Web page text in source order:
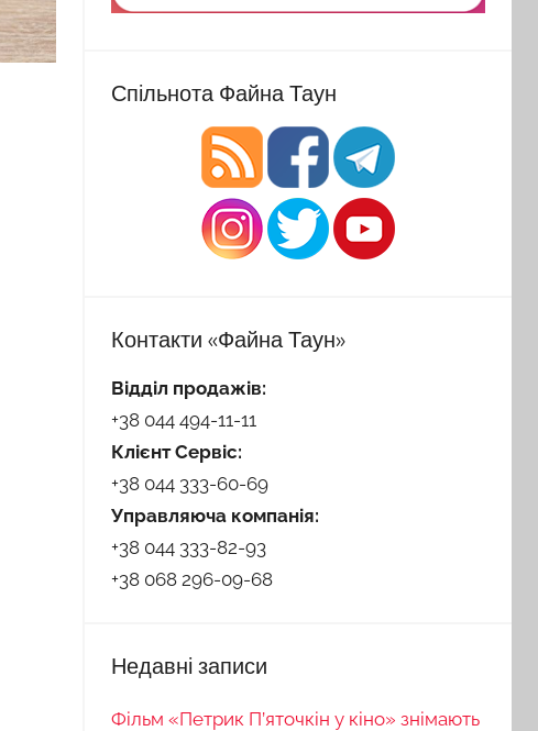
Спільнота Файна Таун
Контакти «Файна Таун»
Відділ продажів:
+38 044 494-11-11
Клієнт Сервіс:
+38 044 333-60-69
Управляюча компанія:
+38 044 333-82-93
+38 068 296-09-68
Недавні записи
Фільм «Петрик П’яточкін у кіно» знімають